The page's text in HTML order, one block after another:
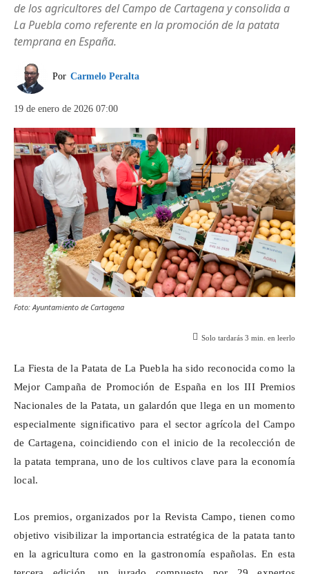
de los agricultores del Campo de Cartagena y consolida a
La Puebla como referente en la promoción de la patata
temprana en España.
Por Carmelo Peralta
19 de enero de 2026 07:00
Foto: Ayuntamiento de Cartagena
Solo tardarás 3 min. en leerlo
La Fiesta de la Patata de La Puebla ha sido reconocida como la
Mejor Campaña de Promoción de España en los III Premios
Nacionales de la Patata, un galardón que llega en un momento
especialmente significativo para el sector agrícola del Campo
de Cartagena, coincidiendo con el inicio de la recolección de
la patata temprana, uno de los cultivos clave para la economía
local.
Los premios, organizados por la Revista Campo, tienen como
objetivo visibilizar la importancia estratégica de la patata tanto
en la agricultura como en la gastronomía españolas. En esta